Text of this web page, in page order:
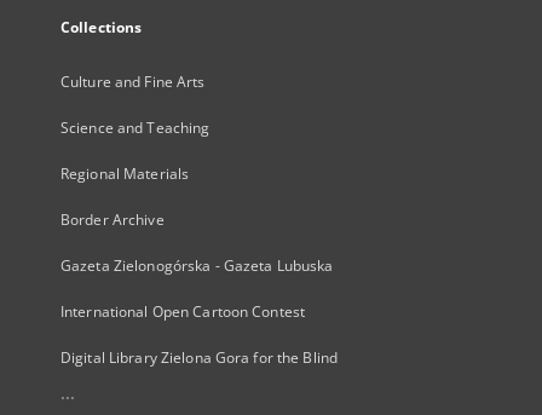
Collections
Culture and Fine Arts
Science and Teaching
Regional Materials
Border Archive
Gazeta Zielonogórska - Gazeta Lubuska
International Open Cartoon Contest
Digital Library Zielona Gora for the Blind
...